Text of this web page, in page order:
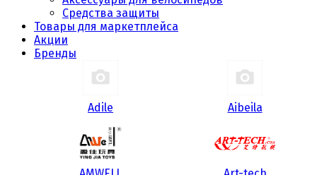
Средства защиты
Товары для маркетплейса
Акции
Бренды
Adile Aibeila